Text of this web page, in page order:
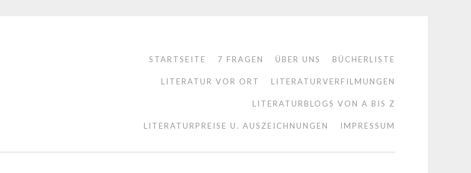
STARTSEITE 7 FRAGEN ÜBER UNS BÜCHERLISTE
LITERATUR VOR ORT LITERATURVERFILMUNGEN
LITERATURBLOGS VON A BIS Z
LITERATURPREISE U. AUSZEICHNUNGEN IMPRESSUM